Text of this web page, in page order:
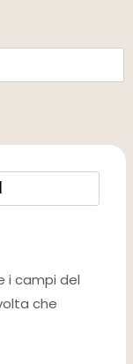
i campi del
che